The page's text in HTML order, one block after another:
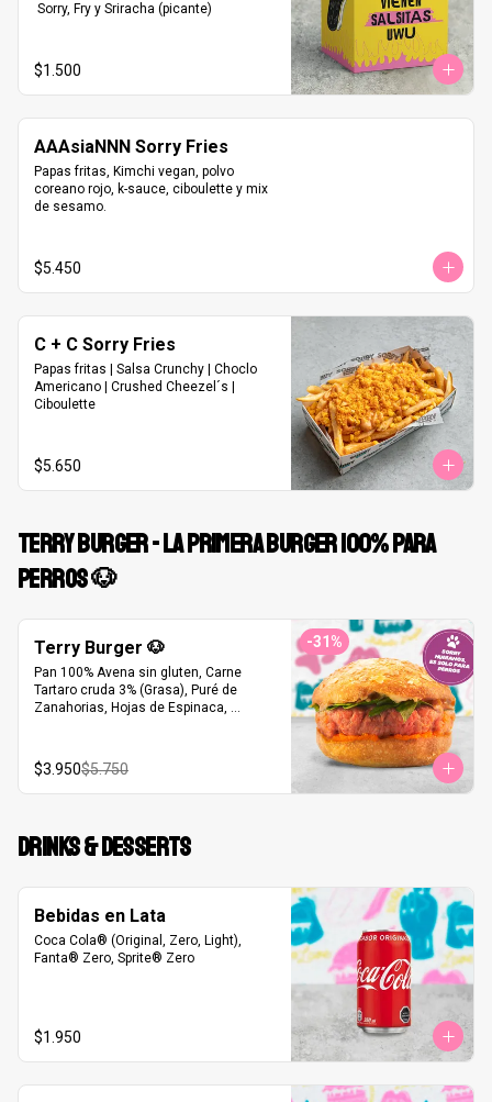
Sorry, Fry y Sriracha (picante)
$1.500
AAAsiaNNN Sorry Fries
Papas fritas, Kimchi vegan, polvo
coreano rojo, k-sauce, ciboulette y mix
de sesamo.
$5.450
C + C Sorry Fries
Papas fritas | Salsa Crunchy | Choclo
Americano | Crushed Cheezel´s |
Ciboulette
$5.650
TERRY BURGER - LA PRIMERA BURGER 100% PARA
PERROS 🐶
-31 %
Terry Burger 🐶
Pan 100% Avena sin gluten, Carne
Tartaro cruda 3% (Grasa), Puré de
Zanahorias, Hojas de Espinaca,
$3.950$5.750
DRINKS & DESSERTS
Bebidas en Lata
Coca Cola® (Original, Zero, Light),
Fanta® Zero, Sprite® Zero
$1.950